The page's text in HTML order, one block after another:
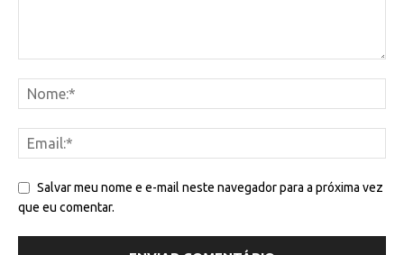
Salvar meu nome e e-mail neste navegador para a próxima vez
que eu comentar.